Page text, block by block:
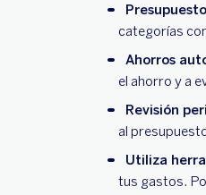
categorías
Ahorros
el ahorro y a
Revisión
al
Utiliza
tus gastos.